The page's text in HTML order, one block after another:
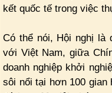
kết quốc tế trong việc
Có thể nói, Hội nghị là
với Việt Nam, giữa
doanh nghiệp khởi
sôi nổi tại hơn 100 gian